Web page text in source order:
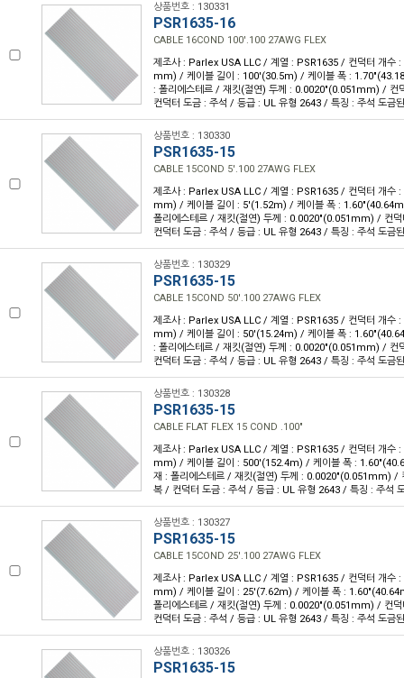
상품번호 : 130331
PSR1635-16
CABLE 16COND 100'.100 27AWG FLEX
제조사 : Parlex USA LLC / 계열 : PSR1635 / 컨덕터 개수
mm) / 케이블 길이 : 100'(30.5m) / 케이블 폭 :
: 폴리에스테르 / 재킷(절연) 두께 : 0.0020"(0.051mm) / 컨
컨덕터 도금 : 주석 / 등급 : UL 유형 2643 / 특징 : 주석 도금
상품번호 : 130330
PSR1635-15
CABLE 15COND 5'.100 27AWG FLEX
제조사 : Parlex USA LLC / 계열 : PSR1635 / 컨덕터 개수
mm) / 케이블 길이 : 5'(1.52m) / 케이블 폭 :
폴리에스테르 / 재킷(절연) 두께 : 0.0020"(0.051mm) / 컨덕
컨덕터 도금 : 주석 / 등급 : UL 유형 2643 / 특징 : 주석 도금
상품번호 : 130329
PSR1635-15
CABLE 15COND 50'.100 27AWG FLEX
제조사 : Parlex USA LLC / 계열 : PSR1635 / 컨덕터 개수
mm) / 케이블 길이 : 50'(15.24m) / 케이블 폭 :
: 폴리에스테르 / 재킷(절연) 두께 : 0.0020"(0.051mm) / 컨
컨덕터 도금 : 주석 / 등급 : UL 유형 2643 / 특징 : 주석 도금
상품번호 : 130328
PSR1635-15
CABLE FLAT FLEX 15 COND .100"
제조사 : Parlex USA LLC / 계열 : PSR1635 / 컨덕터 개수
mm) / 케이블 길이 : 500'(152.4m) / 케이블 폭 :
재 : 폴리에스테르 / 재킷(절연) 두께 : 0.0020"(0.051mm) /
복 / 컨덕터 도금 : 주석 / 등급 : UL 유형 2643 / 특징 : 주석
상품번호 : 130327
PSR1635-15
CABLE 15COND 25'.100 27AWG FLEX
제조사 : Parlex USA LLC / 계열 : PSR1635 / 컨덕터 개수
mm) / 케이블 길이 : 25'(7.62m) / 케이블 폭 :
폴리에스테르 / 재킷(절연) 두께 : 0.0020"(0.051mm) / 컨덕
컨덕터 도금 : 주석 / 등급 : UL 유형 2643 / 특징 : 주석 도금
상품번호 : 130326
PSR1635-15